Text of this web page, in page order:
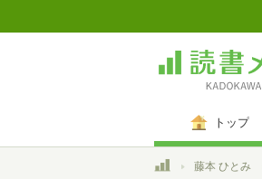
トップ
トップ藤本 ひとみ